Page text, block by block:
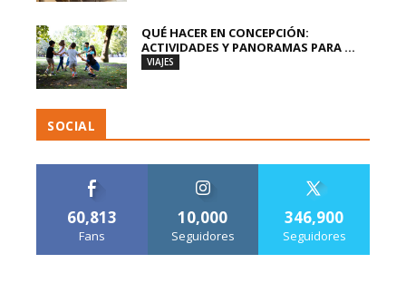
QUÉ HACER EN CONCEPCIÓN:
ACTIVIDADES Y PANORAMAS PARA ...
VIAJES
SOCIAL
60,813
Fans
10,000
Seguidores
346,900
Seguidores